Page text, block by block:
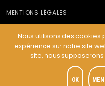
MENTIONS LÉGALES
© Le Musicodrome 2022
Nous utilisons des cookies
expérience sur notre site
site, nous
OK